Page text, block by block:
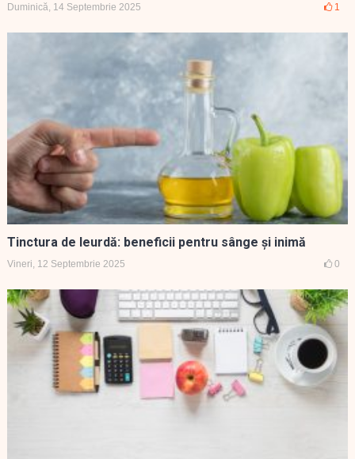
Duminică, 14 Septembrie 2025 1
Tinctura de leurdă: beneficii pentru sânge și inimă
Vineri, 12 Septembrie 2025 0